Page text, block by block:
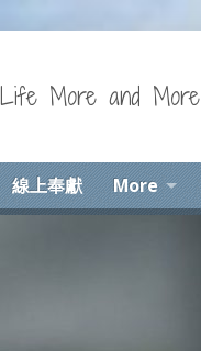
More and More
線上奉獻 More